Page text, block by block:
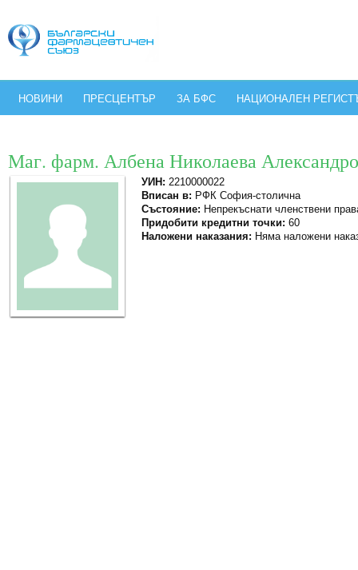
НОВИНИ ПРЕСЦЕНТЪР ЗА БФС НАЦИОНАЛЕН
Маг. фарм. Албена Николаева
УИН: 2210000022
Вписан в: РФК София-столична
Състояние: Непрекъснати членствени
Придобити кредитни точки: 60
Наложени наказания: Няма наложени